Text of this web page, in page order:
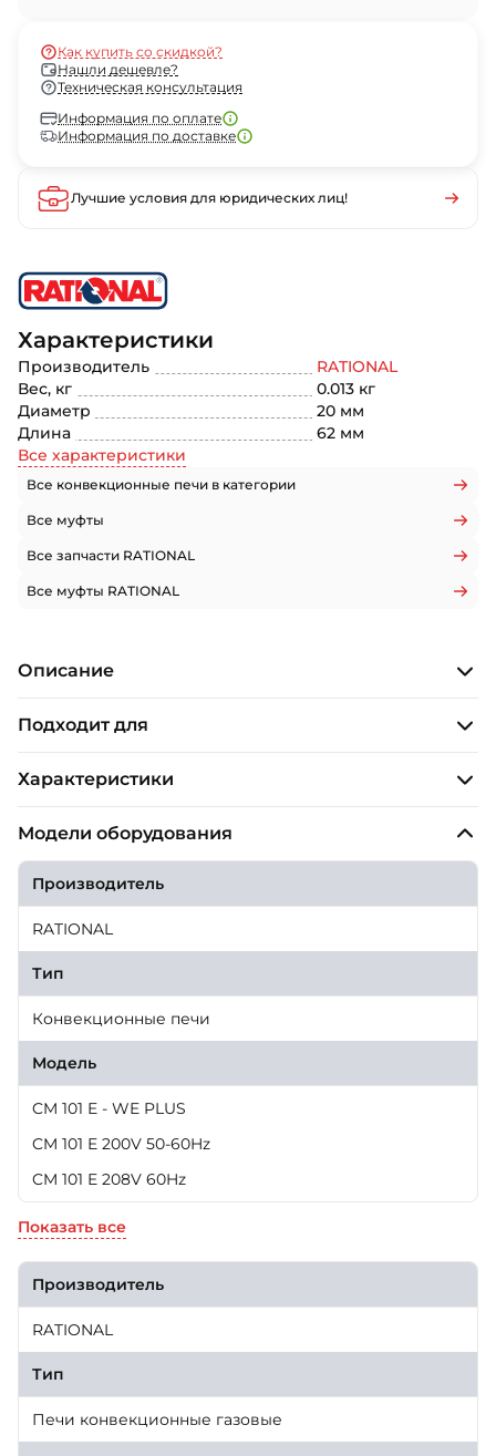
Характеристики
Производитель
RATIONAL
Вес, кг
0.013 кг
Диаметр
20 мм
Длина
62 мм
Все характеристики
Все конвекционные печи в категории
Все муфты
Все запчасти RATIONAL
Все муфты RATIONAL
Как купить со скидкой?
Нашли дешевле?
Техническая консультация
Информация по оплате
Информация по доставке
Лучшие условия для юридических лиц!
Описание
Подходит для
Характеристики
Модели оборудования
Производитель
RATIONAL
Тип
Конвекционные печи
Модель
CM 101 E - WE PLUS
CM 101 E 200V 50-60Hz
CM 101 E 208V 60Hz
Показать все
Производитель
RATIONAL
Тип
Печи конвекционные газовые